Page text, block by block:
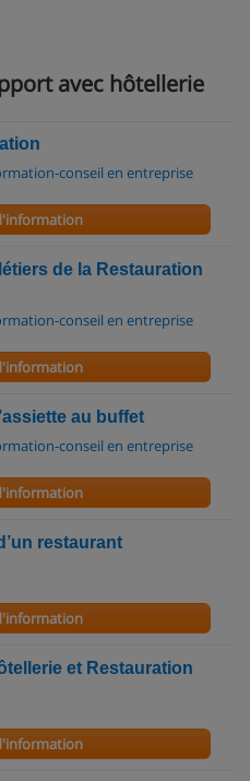
avec hôtellerie
conseil en entreprise
de la Restauration
conseil en entreprise
au buffet
conseil en entreprise
restaurant
et Restauration